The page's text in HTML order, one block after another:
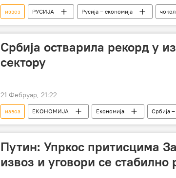
извоз РУСИЈА Русија – економија
Србија остварила рекорд у
сектору
21 Фебруар, 21:22
извоз ЕКОНОМИЈА Економија
Србија
информационе технологије
ИТ сектор
Путин: Упркос притисцима
извоз и уговори се стабилно